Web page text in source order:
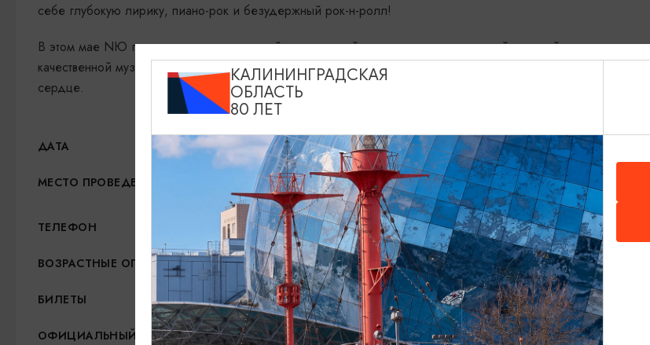
себе глубокую лирику, пиано-рок и безудержный рок-н-ролл!
В этом мае NЮ готовит для вас настоящий музыкальный подарок — эксклюзивный сольный концерт для
качественной музыки! В программе вас ждут любимые хиты и музыкальные новинки, которые обязательно
сердце.
ДАТА 17.05.2026, 20:00
МЕСТО ПРОВЕДЕНИЯ Дворец спорта «Янтарный», ул. Согласия, 39, Калининград Показать на
ТЕЛЕФОН +7 (4012) 66-66-80; +7 (4012) 55-55-80
ВОЗРАСТНЫЕ ОГРАНИЧЕНИЯ 16+
БИЛЕТЫ 3 000 - 6 000 руб.
ОФИЦИАЛЬНЫЙ САЙТ http://amberarena.ru/
КАЛИНИНГРАДСКАЯ
ОБЛАСТЬ
80 ЛЕТ